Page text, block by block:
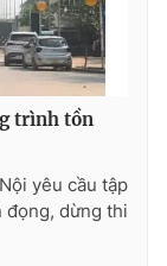
trình tồn
yêu cầu tập
đọng, dừng thi